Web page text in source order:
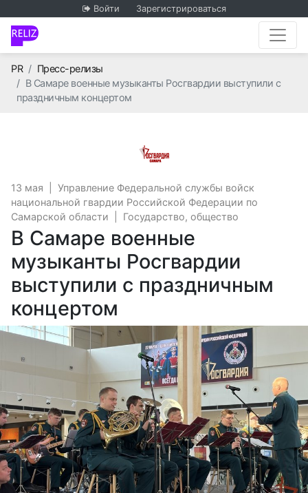
Войти Зарегистрироваться
PRГлавная
Пресс-релизы
В Самаре военные музыканты Росгвардии выступили с
праздничным концертом
13 мая
Управление Федеральной службы войск
национальной гвардии Российской Федерации по
Самарской области
Государство, общество
В Самаре военные
музыканты Росгвардии
выступили с праздничным
концертом